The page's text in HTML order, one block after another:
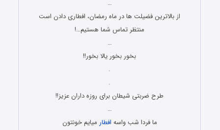
…
از بالاترین فضیلت ها در ماه رمضان، افطاری دادن است
منتظر تماس شما هستیم…!
…
بخور بخور یالا بخور!!
.
.
طرح ضربتی شیطان برای روزه داران عزیز!!
…
ما فردا شب واسه افطار میایم خونتون